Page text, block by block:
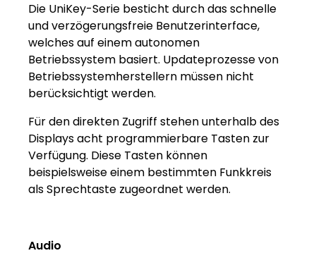
Die UniKey-Serie besticht durch das schnelle
und verzögerungsfreie Benutzerinterface,
welches auf einem autonomen
Betriebssystem basiert. Updateprozesse von
Betriebssystemherstellern müssen nicht
berücksichtigt werden.
Für den direkten Zugriff stehen unterhalb des
Displays acht programmierbare Tasten zur
Verfügung. Diese Tasten können
beispielsweise einem bestimmten Funkkreis
als Sprechtaste zugeordnet werden.
Audio